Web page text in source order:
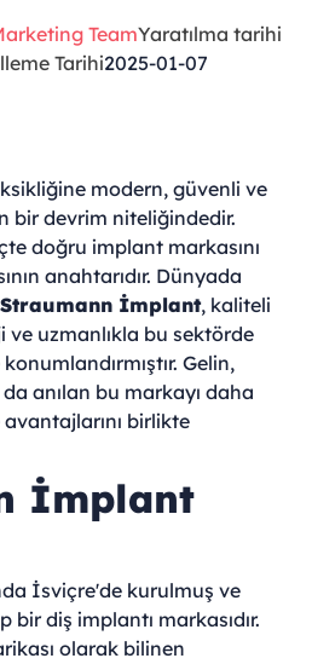
TeamYaratılma tarihi
Tarihi2025-01-07
modern, güvenli ve
bir devrim niteliğindedir.
doğru implant markasını
anahtarıdır. Dünyada
Straumann İmplant, kaliteli
ve uzmanlıkla bu sektörde
Gelin,
anılan bu markayı daha
avantajlarını birlikte
İmplant
İsviçre'de kurulmuş ve
diş implantı markasıdır.
olarak bilinen